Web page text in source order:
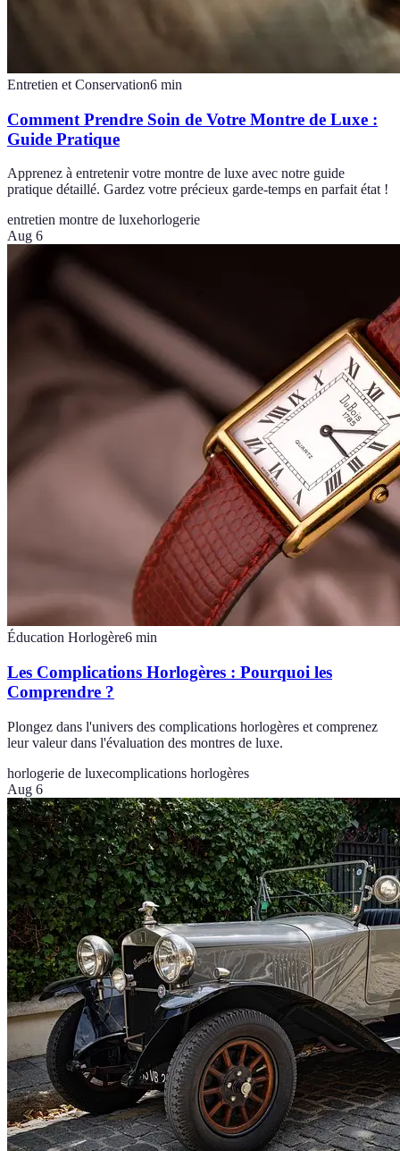
Entretien et Conservation6 min
Comment Prendre Soin de Votre Montre de Luxe :
Guide Pratique
Apprenez à entretenir votre montre de luxe avec notre guide
pratique détaillé. Gardez votre précieux garde-temps en parfait état !
entretien montre de luxehorlogerie
Aug 6
Éducation Horlogère6 min
Les Complications Horlogères : Pourquoi les
Comprendre ?
Plongez dans l'univers des complications horlogères et comprenez
leur valeur dans l'évaluation des montres de luxe.
horlogerie de luxecomplications horlogères
Aug 6